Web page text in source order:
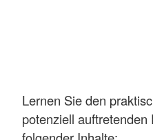
Lernen Sie den
potenziell